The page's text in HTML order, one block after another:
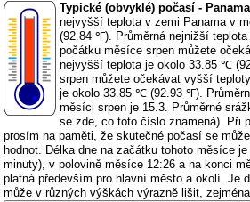
Typické (obvyklé) počasí -
nejvyšší teplota v zemi Panama v
(92.84 ℉). Průměrná nejnižší
počátku měsíce srpen můžete
nejvyšší teplota je okolo 33.85 ℃
srpen můžete očekávat vyšší
je okolo 33.85 ℃ (92.93 ℉).
měsíci srpen je 15.3. Průměrné
se zde, co toto číslo znamená). Při
prosím na paměti, že skutečné počasí se
hodnot. Délka dne na začátku tohoto měsíce
minuty), v polovině měsíce 12:26 a na konci
platná především pro hlavní město a okolí. Je
může v různých výškách výrazně lišit,